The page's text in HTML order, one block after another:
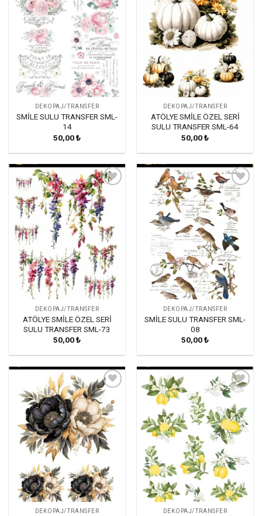
DEKOPAJ/TRANSFER
SMİLE SULU TRANSFER SML-
14
50,00₺
DEKOPAJ/TRANSFER
ATÖLYE SMİLE ÖZEL SERİ
SULU TRANSFER SML-64
50,00₺
Favorilerime
Ekle
DEKOPAJ/TRANSFER
ATÖLYE SMİLE ÖZEL SERİ
SULU TRANSFER SML-73
50,00₺
Favorilerime
Ekle
DEKOPAJ/TRANSFER
SMİLE SULU TRANSFER SML-
08
50,00₺
Favorilerime
Ekle
DEKOPAJ/TRANSFER
Favorilerime
Ekle
DEKOPAJ/TRANSFER